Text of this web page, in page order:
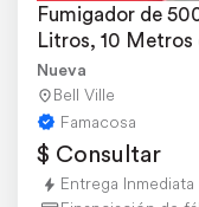
Fumigador de
Litros, 10 Metros
Labor
Nueva
Bell Ville
Famacosa
$ Consultar
Entrega Inmediata